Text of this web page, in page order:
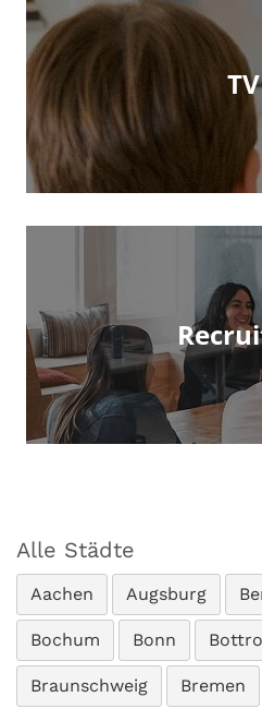
TV
Alle Städte
Aachen Augsburg
Bochum Bonn
Braunschweig Bremen